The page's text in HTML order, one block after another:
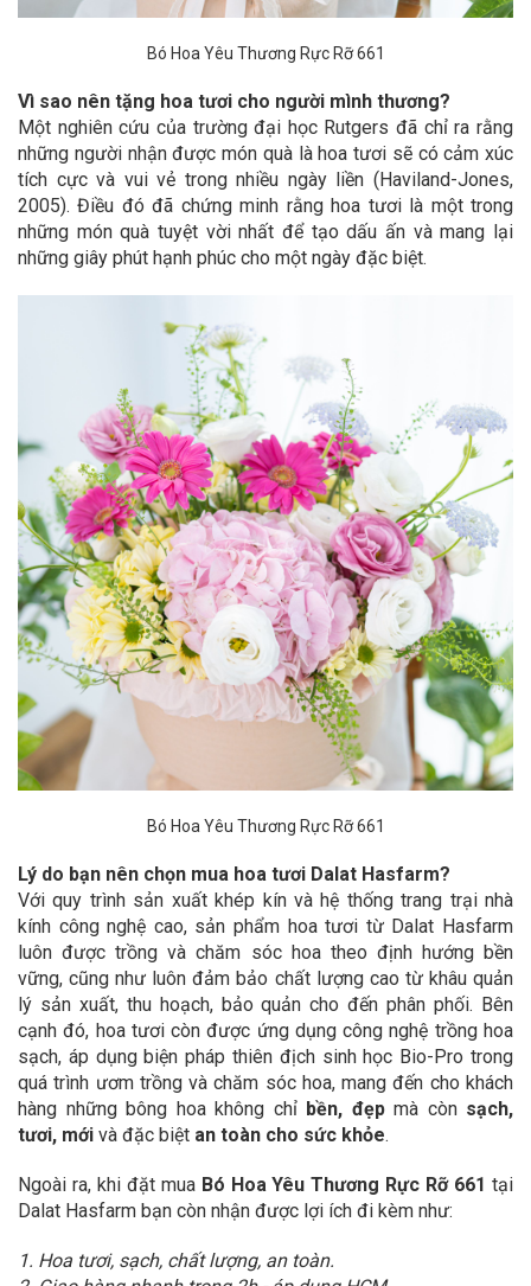
Bó Hoa Yêu Thương Rực Rỡ 661
Vì sao nên tặng hoa tươi cho người mình thương?
Một nghiên cứu của trường đại học Rutgers đã chỉ ra rằng
những người nhận được món quà là hoa tươi sẽ có cảm xúc
tích cực và vui vẻ trong nhiều ngày liền (Haviland-Jones,
2005). Điều đó đã chứng minh rằng hoa tươi là một trong
những món quà tuyệt vời nhất để tạo dấu ấn và mang lại
những giây phút hạnh phúc cho một ngày đặc biệt.
Bó Hoa Yêu Thương Rực Rỡ 661
Lý do bạn nên chọn mua hoa tươi Dalat Hasfarm?
Với quy trình sản xuất khép kín và hệ thống trang trại nhà
kính công nghệ cao, sản phẩm hoa tươi từ Dalat Hasfarm
luôn được trồng và chăm sóc hoa theo định hướng bền
vững, cũng như luôn đảm bảo chất lượng cao từ khâu quản
lý sản xuất, thu hoạch, bảo quản cho đến phân phối. Bên
cạnh đó, hoa tươi còn được ứng dụng công nghệ trồng hoa
sạch, áp dụng biện pháp thiên địch sinh học Bio-Pro trong
quá trình ươm trồng và chăm sóc hoa, mang đến cho khách
hàng những bông hoa không chỉ bền, đẹpmà còn sạch,
tươi, mới và đặc biệt an toàn cho sức khỏe.
Ngoài ra, khi đặt mua Bó Hoa Yêu Thương Rực Rỡ 661 tại
Dalat Hasfarm bạn còn nhận được lợi ích đi kèm như:
1. Hoa tươi, sạch, chất lượng, an toàn.